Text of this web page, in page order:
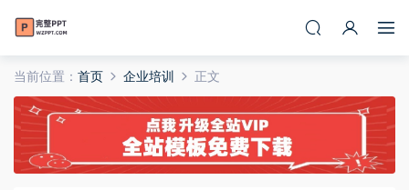
当前位置： 首页 企业培训 正文